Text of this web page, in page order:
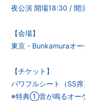
夜公演 開場18:30 / 開
【会場】
東京・Bunkamuraオ
【チケット】
パワフルシート（SS
※特典①音が鳴るオー